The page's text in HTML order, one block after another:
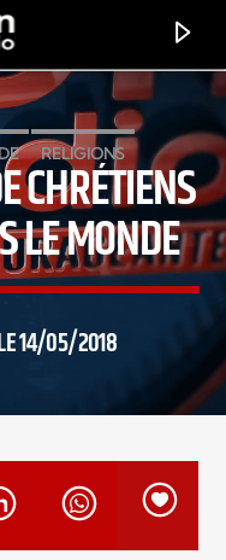
!
RELIGIONS
CHRÉTIENS
LE MONDE
14/05/2018